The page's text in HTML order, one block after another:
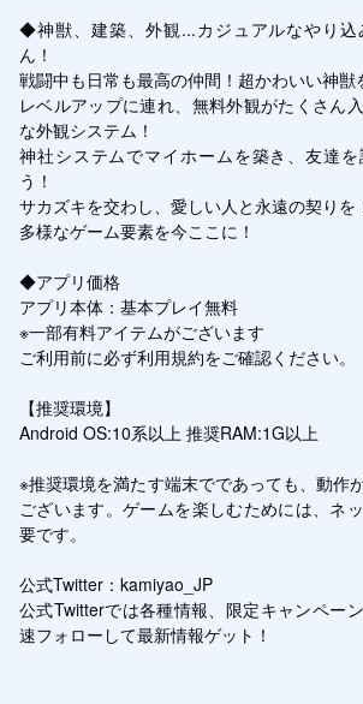
◆神獣、建築、外観...カジュアルなやり込
ん！
戦闘中も日常も最高の仲間！超かわいい神獣
レベルアップに連れ、無料外観がたくさん
な外観システム！
神社システムでマイホームを築き、友達
う！
サカズキを交わし、愛しい人と永遠の契りを
多様なゲーム要素を今ここに！
◆アプリ価格
アプリ本体：基本プレイ無料
※一部有料アイテムがございます
ご利用前に必ず利用規約をご確認ください。
【推奨環境】
Android OS:10系以上 推奨RAM:1G以上
※推奨環境を満たす端末でであっても、動作
ございます。ゲームを楽しむためには、ネ
要です。
公式Twitter：kamiyao_JP
公式Twitterでは各種情報、限定キャンペー
速フォローして最新情報ゲット！